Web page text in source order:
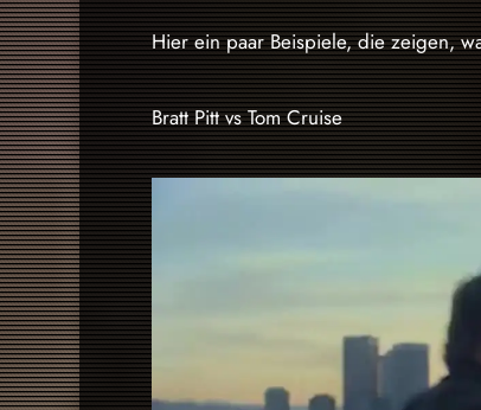
Hier ein paar Beispiele, die zeigen,
Bratt Pitt vs Tom Cruise